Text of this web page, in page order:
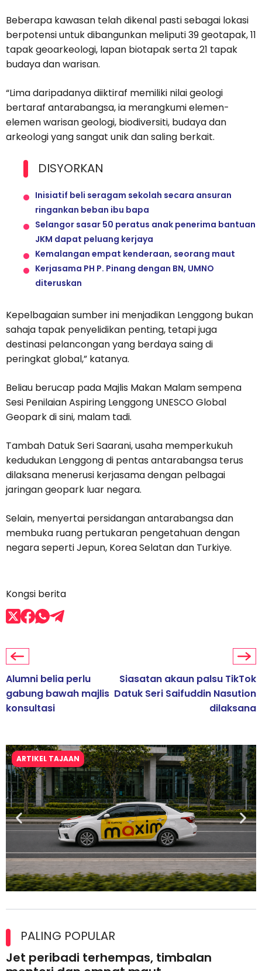
Beberapa kawasan telah dikenal pasti sebagai lokasi
berpotensi untuk dibangunkan meliputi 39 geotapak, 11
tapak geoarkeologi, lapan biotapak serta 21 tapak
budaya dan warisan.
“Lima daripadanya diiktiraf memiliki nilai geologi
bertaraf antarabangsa, ia merangkumi elemen-
elemen warisan geologi, biodiversiti, budaya dan
arkeologi yang sangat unik dan saling berkait.
DISYORKAN
Inisiatif beli seragam sekolah secara ansuran
ringankan beban ibu bapa
Selangor sasar 50 peratus anak penerima bantuan
JKM dapat peluang kerjaya
Kemalangan empat kenderaan, seorang maut
Kerjasama PH P. Pinang dengan BN, UMNO
diteruskan
Kepelbagaian sumber ini menjadikan Lenggong bukan
sahaja tapak penyelidikan penting, tetapi juga
destinasi pelancongan yang berdaya saing di
peringkat global,” katanya.
Beliau berucap pada Majlis Makan Malam sempena
Sesi Penilaian Aspiring Lenggong UNESCO Global
Geopark di sini, malam tadi.
Tambah Datuk Seri Saarani, usaha memperkukuh
kedudukan Lenggong di pentas antarabangsa terus
dilaksana menerusi kerjasama dengan pelbagai
jaringan geopark luar negara.
Selain, menyertai persidangan antarabangsa dan
membuka ruang pertukaran pengetahuan dengan
negara seperti Jepun, Korea Selatan dan Turkiye.
Kongsi berita
Alumni belia perlu
gabung bawah majlis
konsultasi
Siasatan akaun palsu TikTok
Datuk Seri Saifuddin Nasution
dilaksana
ARTIKEL TAJAAN
lesen separuh pertama 2026
PALING POPULAR
Jet peribadi terhempas, timbalan